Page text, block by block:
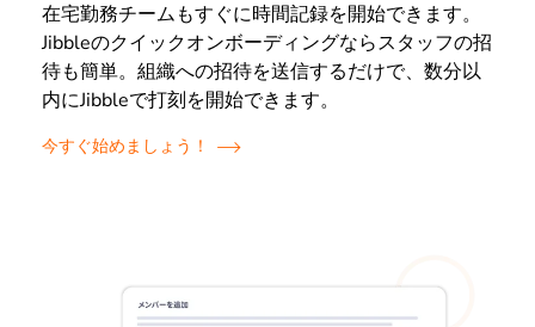
在宅勤務チームもすぐに時間記録を開始できます。
Jibbleのクイックオンボーディングならスタッフの招
待も簡単。組織への招待を送信するだけで、数分以
内にJibbleで打刻を開始できます。
今すぐ始めましょう！